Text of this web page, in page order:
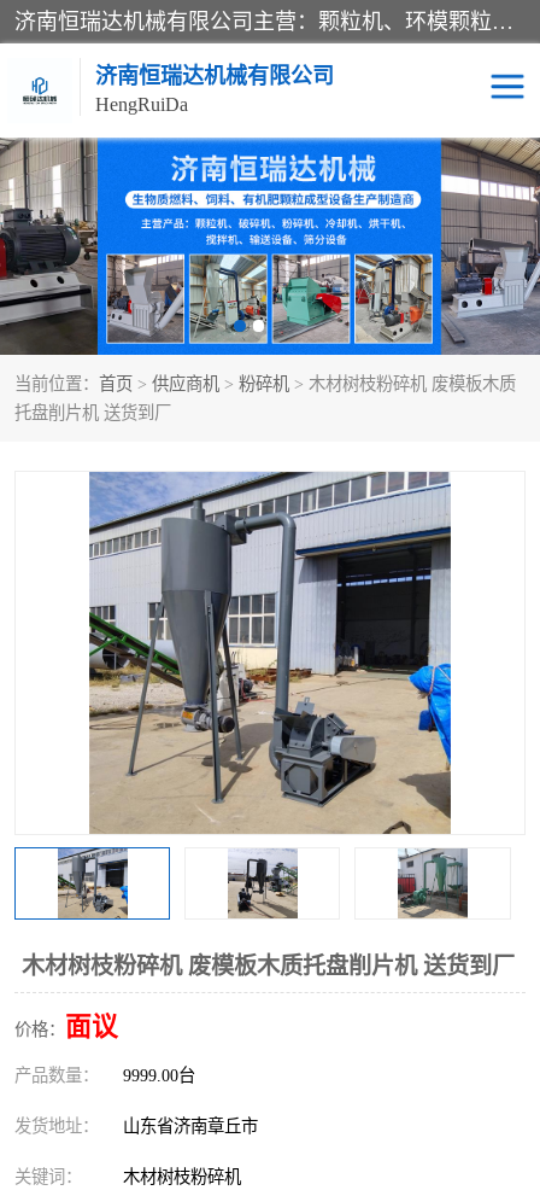
济南恒瑞达机械有限公司主营：颗粒机、环模颗粒机、平模颗粒机、粉碎机、滚筒筛分机、冷却机、颗粒燃烧机、生物质颗粒机、木屑颗粒机、秸秆颗粒机、饲料颗粒机、燃料颗粒机、木材粉碎机、秸秆粉碎机、饲料粉碎机、颗粒冷却机、锯末滚筒筛、锤片粉碎机、滚筒筛、搅拌机等产品。
济南恒瑞达机械有限公司
HengRuiDa
当前位置： 首页 > 供应商机 > 粉碎机 > 木材树枝粉碎机 废模板木质
托盘削片机 送货到厂
木材树枝粉碎机 废模板木质托盘削片机 送货到厂
价格： 面议
产品数量： 9999.00台
发货地址： 山东省济南章丘市
关键词： 木材树枝粉碎机
颗粒机 环模颗粒机
平模颗粒机 生物质颗粒机
秸秆颗粒机 饲料颗粒机
燃料颗粒机 木屑颗粒机
木材粉碎机 锤片粉碎机
搅拌机 冷却机
颗粒冷却机 颗粒燃烧机
滚筒筛 滚筒筛分机
锯末滚筒筛